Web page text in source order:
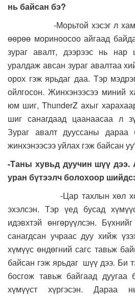
нь байсан бэ?
-Морьтой хэсэг л
өөрөө мориноосоо айгаад
зураг авалт, дээрээс нь нар
уралдаж авсан зураг авалтаа
орох гэж ярьдаг даа. Тэр
ойлгосон. Жинхэнээсээ миний
юм шиг, ThunderZ ахыг
шиг санагдаад цаанаасаа л
Зураг авалт дууссаны дараа
жинхэнээсээ уйлах гэж байсан
-Таны хувьд дуучин шүү дээ.
уран бүтээлч болохоор
-Цар тахлын хөл
эхэлсэн. Тэр үед бусад
идэвхтэй өнгөрүүлсэн.
санагдсан учраас дуу хийж
хүмүүс өндөгний сагс тавьж
байсан гэж ярьдаг шүү дээ. Би
босгож тавьж байгаад дуугаа
хүмүүст хүргэсэн. Дараа